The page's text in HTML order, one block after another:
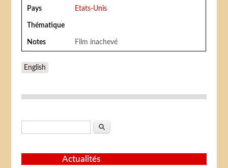
Pays Etats-Unis
Thématique
Notes Film inachevé
English
Formulaire de recherche
Rechercher
Actualités